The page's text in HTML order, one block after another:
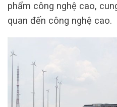
phẩm công nghệ cao,
quan đến công nghệ cao.